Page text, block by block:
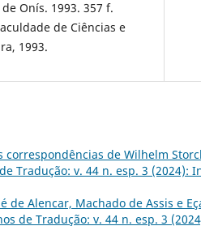
Onís. 1993. 357 f.
de Ciências e
1993.
correspondências de Wilhelm
Tradução: v. 44 n. esp. 3 (2024):
de Alencar, Machado de Assis e
de Tradução: v. 44 n. esp. 3